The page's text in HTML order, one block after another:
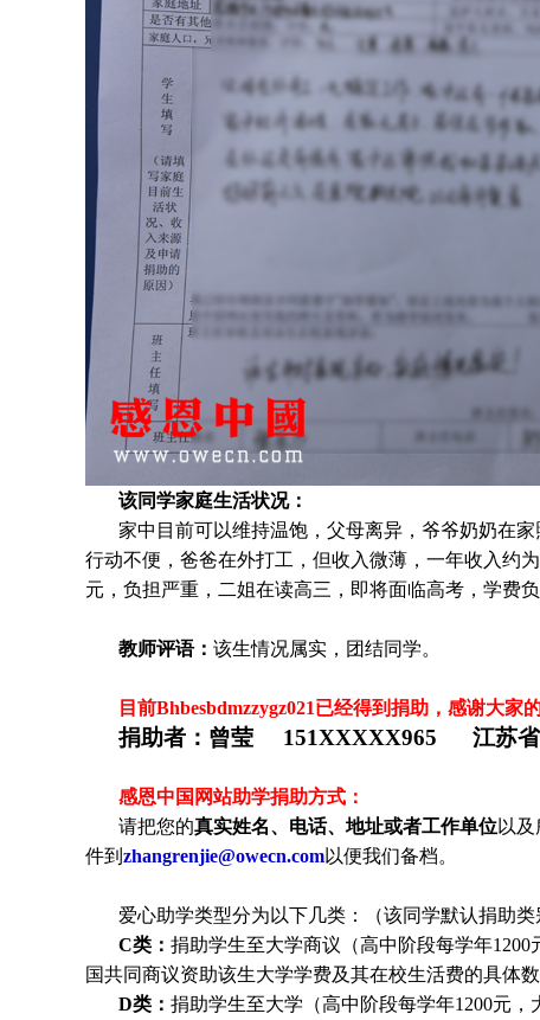
该同学家庭生活状况：
家中目前可以维持温饱，父母离异，爷爷奶奶在
行动不便，爸爸在外打工，但收入微薄，一年收入约
元，负担严重，二姐在读高三，即将面临高考，学费
教师评语： 该生情况属实，团结同学。
目前Bhbesbdmzzygz021已经得到捐助，感谢大家
捐助者： 曾莹 151XXXXX965 江苏省
感恩中国网站助学捐助方式：
请把您的真实姓名、电话、地址或者工作单位以
件到 zhangrenjie@owecn.com以便我们备档。
爱心助学类型分为以下几类：（该同学默认捐助类
C类： 捐助学生至大学商议（高中阶段每学年1200
国共同商议资助该生大学学费及其在校生活费的具体
D类： 捐助学生至大学（高中阶段每学年1200元，